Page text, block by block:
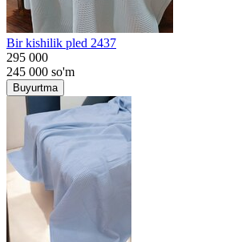
Bir kishilik pled 2437
295 000
245 000 so'm
Buyurtma